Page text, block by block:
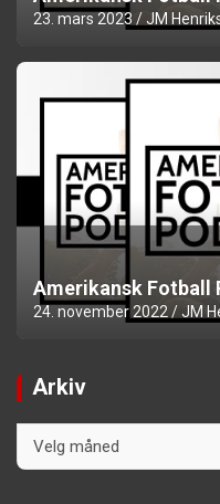
23. mars 2023 JM
Amerikansk Fotball
24. november 2022 JM
Arkiv